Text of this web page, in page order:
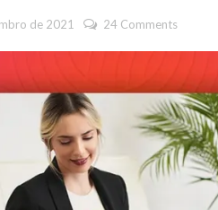
de 2021 24 Comments